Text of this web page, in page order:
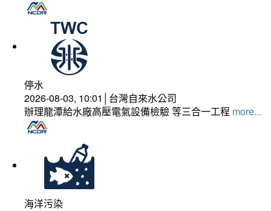
停水
2026-08-03, 10:01│台灣自來水公司
辦理龍潭給水廠高壓電氣設備檢驗 等三合一工程 more...
海洋污染